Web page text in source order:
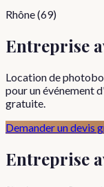
Rhône (69)
Entreprise
Location de
pour un événement
gratuite.
Demander un devis
Entreprise